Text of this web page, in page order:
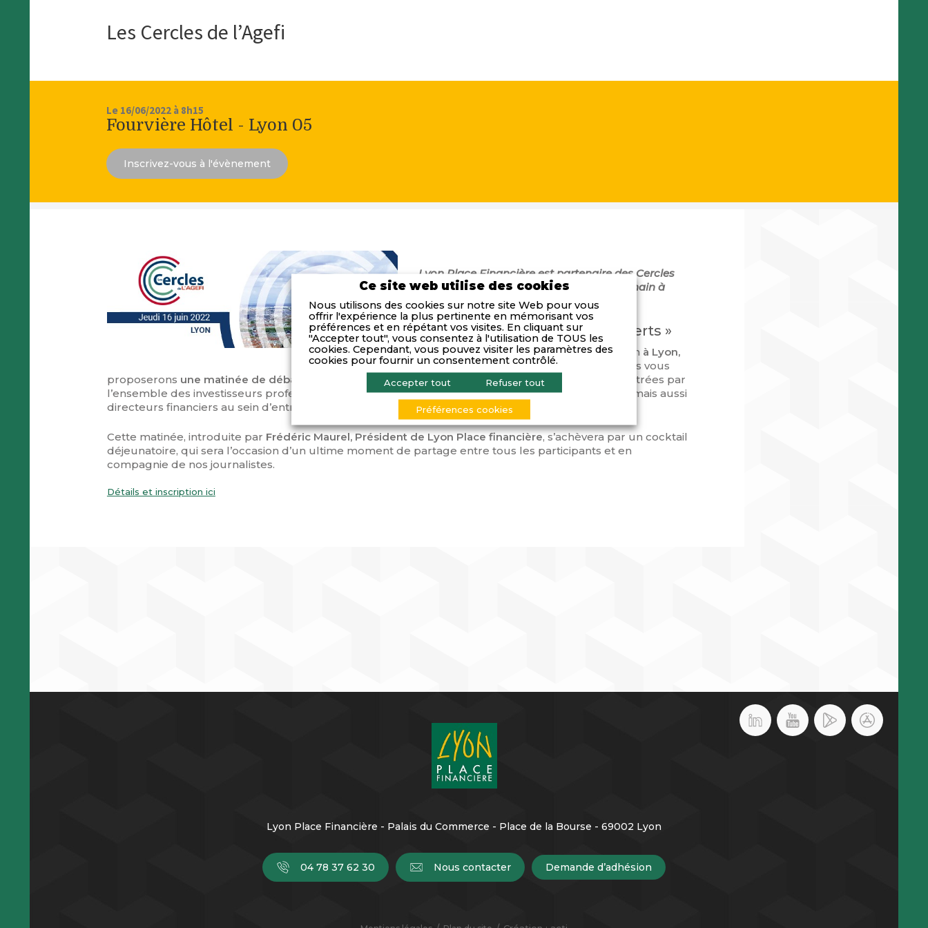
Les Cercles de l’Agefi
Le 16/06/2022 à 8h15
Fourvière Hôtel - Lyon 05
Inscrivez-vous à l'évènement
Lyon Place Financière est partenaire des Cercles
de l’AGEFI qui se tiendront le 16 juin prochain à
Lyon.
Les rencontres « Face aux Experts »
L’Agefi vous donne rendez-vous le 16 juin à Lyon,
au Fourvière Hôtel. A cette occasion, nous vous
proposerons une matinée de débats portant sur lesproblématiques de gestion financière
rencontrées par
l’ensemble des investisseurs professionnels (institutionnels, banquiers privés, family officers, CGP, mais aussi
directeurs financiers au sein d’entreprises locales et de banques régionales).
Cette matinée, introduite par Frédéric Maurel, Président de Lyon Place financière, s’achèvera par un cocktail
déjeunatoire, qui sera l’occasion d’un ultime moment de partage entre tous les participants et en
compagnie de nos journalistes.
Détails et inscription ici
Lyon Place Financière - Palais du Commerce - Place de la Bourse - 69002 Lyon
04 78 37 62 30 Nous contacter Demande d’adhésion
Ce site web utilise des cookies
Nous utilisons des cookies sur notre site Web pour vous
offrir l'expérience la plus pertinente en mémorisant vos
préférences et en répétant vos visites. En cliquant sur
"Accepter tout", vous consentez à l'utilisation de TOUS les
cookies. Cependant, vous pouvez visiter les paramètres des
cookies pour fournir un consentement contrôlé.
Accepter tout Refuser tout
Préférences cookies